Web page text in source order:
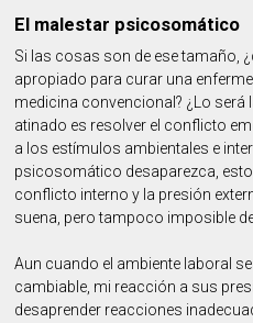
El malestar psicosomático
Si las cosas son de ese tamaño,
apropiado para curar una
medicina convencional? ¿Lo será
atinado es resolver el conflicto
a los estímulos ambientales e
psicosomático desaparezca,
conflicto interno y la presión
suena, pero tampoco imposible
Aun cuando el ambiente laboral
cambiable, mi reacción a sus
desaprender reacciones